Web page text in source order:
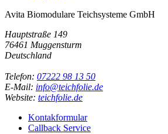
Avita Biomodulare Teichsysteme GmbH
Hauptstraße 149
76461 Muggensturm
Deutschland
Telefon: 07222 98 13 50
E-Mail: info@teichfolie.de
Website: teichfolie.de
Kontakformular
Callback Service